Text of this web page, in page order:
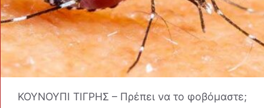
ΚΟΥΝΟΥΠΙ ΤΙΓΡΗΣ – Πρέπει να το φοβόμαστε;